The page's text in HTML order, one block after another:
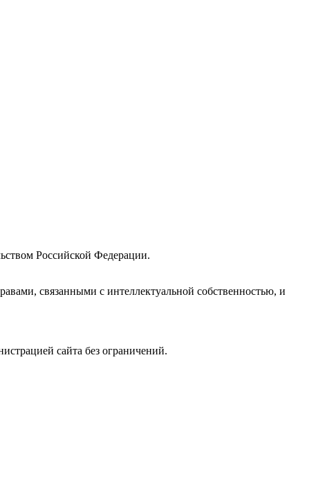
Российской Федерации.
связанными с интеллектуальной собственностью, и
сайта без ограничений.